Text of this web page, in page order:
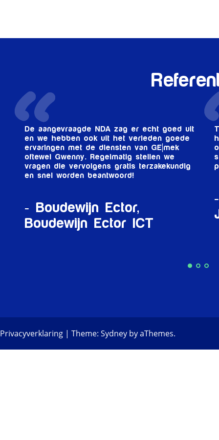
De aangevraagde NDA zag er echt goed uit
en we hebben ook uit het verleden goede
ervaringen met de diensten van GE|mek
oftewel Gwenny. Regelmatig stellen we
vragen die vervolgens gratis terzakekundig
en snel worden beantwoord!
Boudewijn Ector,
Boudewijn Ector ICT
Privacyverklaring | Theme: Sydney by aThemes.